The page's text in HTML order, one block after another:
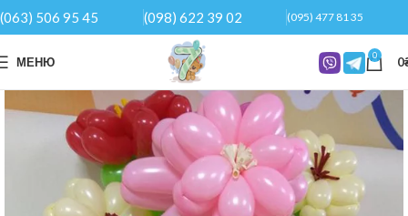
(063) 506 95 45 (098) 622 39 02 (095) 477 81 35
МЕНЮ 0 0